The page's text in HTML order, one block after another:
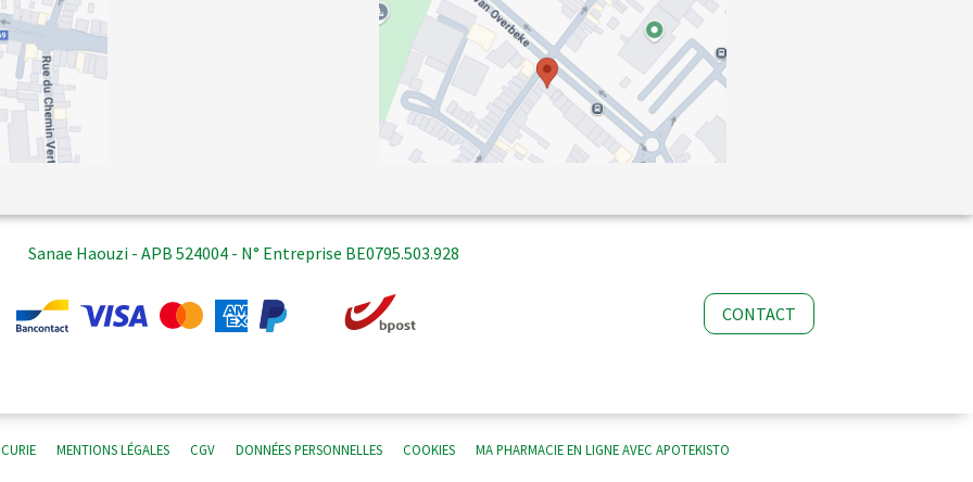
Sanae Haouzi - APB 524004 - N° Entreprise BE0795.503.928
CONTACT
MENTIONS LÉGALES CGV DONNÉES PERSONNELLES COOKIES MA PHARMACIE EN LIGNE AVEC APOTEKISTO